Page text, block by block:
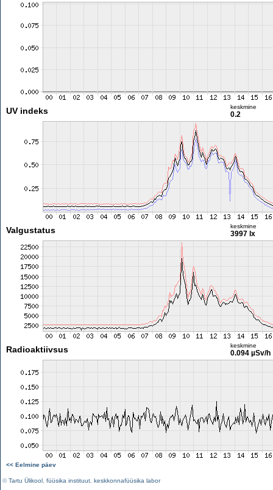
UV indeks keskmine
0.2
Valgustatus keskmine
3997 lx
Radioaktiivsus keskmine
0.094 µSv/h
<< Eelmine päev
©Tartu Ülikool füüsika instituut keskkonnafüüsika labor